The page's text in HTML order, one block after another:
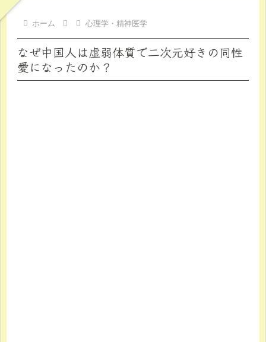
ホーム 心理学・精神医学
なぜ中国人は虚弱体質で二次元好きの同性
愛になったのか？